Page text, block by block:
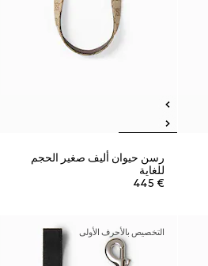
رسن حيوان أليف صغير الحجم
للغاية
€ 445
التخصيص بالأحرف الأولى